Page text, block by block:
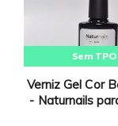
Sem TPO
Verniz Gel Cor
- Naturnails